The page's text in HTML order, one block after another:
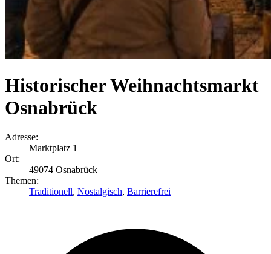
Historischer Weihnachtsmarkt
Osnabrück
Adresse:
Marktplatz 1
Ort:
49074 Osnabrück
Themen:
Traditionell, Nostalgisch, Barrierefrei